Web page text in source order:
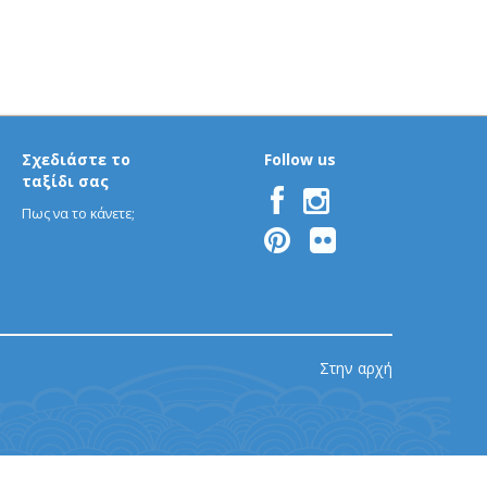
Σχεδιάστε το
ταξίδι σας
Πως να το κάνετε;
Follow us
Στην αρχή